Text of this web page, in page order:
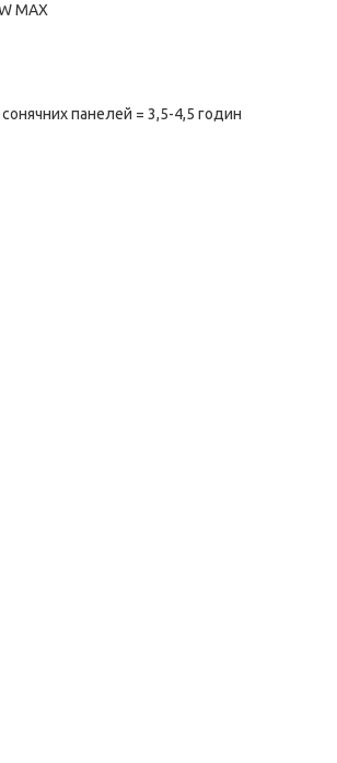
MAX
панелей = 3,5-4,5 годин